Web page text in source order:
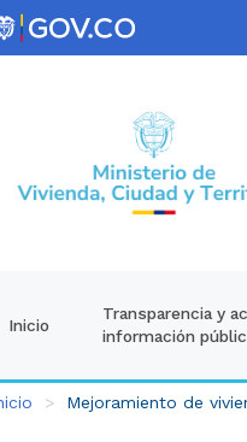
Inicio
Transparencia y
información
Mejoramiento de